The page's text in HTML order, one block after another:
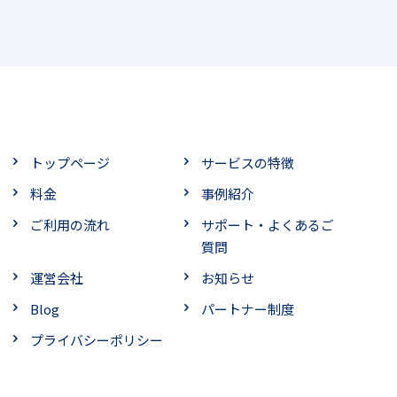
トップページ
サービスの特徴
料金
事例紹介
ご利用の流れ
サポート・よくあるご
質問
運営会社
お知らせ
Blog
パートナー制度
プライバシーポリシー